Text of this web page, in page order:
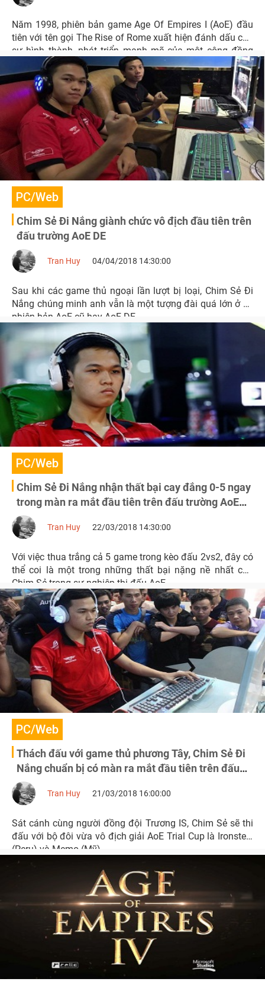
Năm 1998, phiên bản game Age Of Empires I (AoE) đầu
tiên với tên gọi The Rise of Rome xuất hiện đánh dấu cho
sự hình thành, phát triển mạnh mẽ của một cộng đồng
game thủ hùng hậu, nhiệt huyết.
PC/Web
Chim Sẻ Đi Nắng giành chức vô địch đầu tiên trên
đấu trường AoE DE
Tran Huy 04/04/2018 14:30:00
Sau khi các game thủ ngoại lần lượt bị loại, Chim Sẻ Đi
Nắng chúng minh anh vẫn là một tượng đài quá lớn ở cả
phiên bản AoE cũ hay AoE DE.
PC/Web
Chim Sẻ Đi Nắng nhận thất bại cay đắng 0-5 ngay
trong màn ra mắt đầu tiên trên đấu trường AoE
DE
Tran Huy 22/03/2018 14:30:00
Với việc thua trắng cả 5 game trong kèo đấu 2vs2, đây có
thể coi là một trong những thất bại nặng nề nhất của
Chim Sẻ trong sự nghiệp thi đấu AoE.
PC/Web
Thách đấu với game thủ phương Tây, Chim Sẻ Đi
Nắng chuẩn bị có màn ra mắt đầu tiên trên đấu
trường AoE DE
Tran Huy 21/03/2018 16:00:00
Sát cánh cùng người đồng đội Trương IS, Chim Sẻ sẽ thi
đấu với bộ đôi vừa vô địch giải AoE Trial Cup là Ironsteel
(Peru) và Memo (Mỹ).